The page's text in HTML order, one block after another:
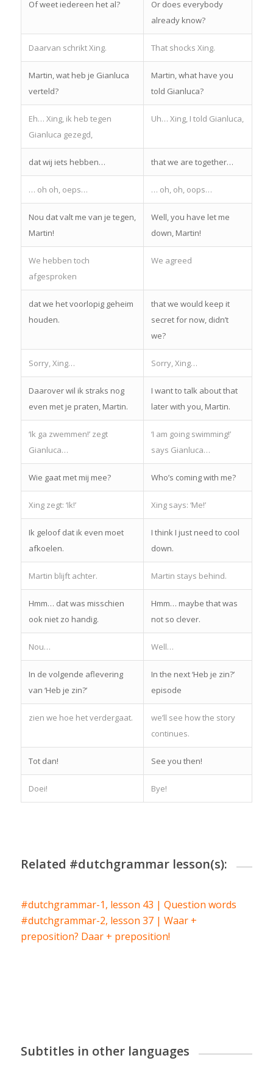
Of weet iedereen het al?
Or does everybody
already know?
Daarvan schrikt Xing. That shocks Xing.
Martin, wat heb je Gianluca
verteld?
Martin, what have you
told Gianluca?
Eh… Xing, ik heb tegen
Gianluca gezegd,
Uh… Xing, I told Gianluca,
dat wij iets hebben… that we are together…
… oh oh, oeps… … oh, oh, oops…
Nou dat valt me van je tegen,
Martin!
Well, you have let me
down, Martin!
We hebben toch
afgesproken
We agreed
dat we het voorlopig geheim
houden.
that we would keep it
secret for now, didn’t
we?
Sorry, Xing… Sorry, Xing…
Daarover wil ik straks nog
even met je praten, Martin.
I want to talk about that
later with you, Martin.
‘Ik ga zwemmen!’ zegt
Gianluca…
‘I am going swimming!’
says Gianluca…
Wie gaat met mij mee? Who’s coming with me?
Xing zegt: ‘Ik!’ Xing says: ‘Me!’
Ik geloof dat ik even moet
afkoelen.
I think I just need to cool
down.
Martin blijft achter. Martin stays behind.
Hmm… dat was misschien
ook niet zo handig.
Hmm… maybe that was
not so clever.
Nou… Well…
In de volgende aflevering
van ‘Heb je zin?’
In the next ‘Heb je zin?’
episode
zien we hoe het verdergaat.
we’ll see how the story
continues.
Tot dan! See you then!
Doei! Bye!
Related #dutchgrammar lesson(s):
#dutchgrammar-1, lesson 43 | Question words
#dutchgrammar-2, lesson 37 | Waar +
preposition? Daar + preposition!
Subtitles in other languages